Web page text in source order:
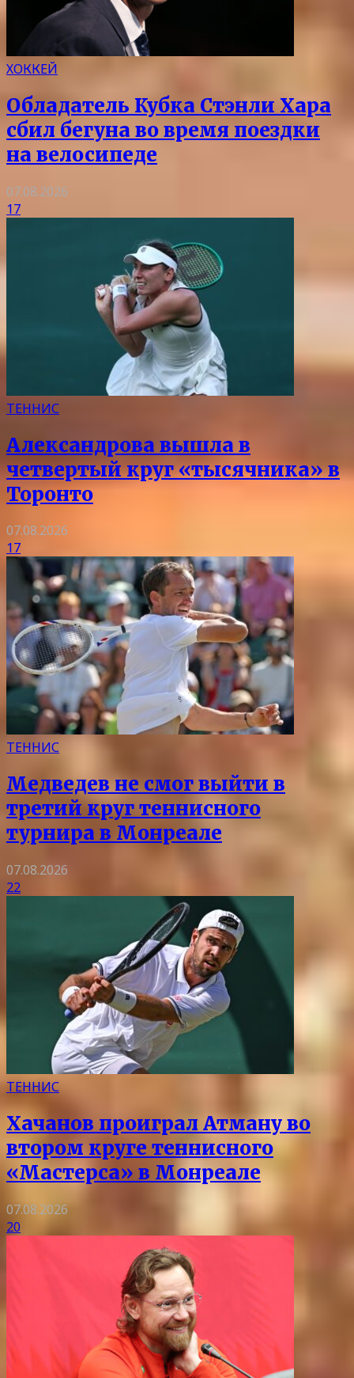
ХОККЕЙ
Обладатель Кубка Стэнли Хара
сбил бегуна во время поездки
на велосипеде
07.08.2026
17
ТЕННИС
Александрова вышла в
четвертый круг «тысячника» в
Торонто
07.08.2026
17
ТЕННИС
Медведев не смог выйти в
третий круг теннисного
турнира в Монреале
07.08.2026
22
ТЕННИС
Хачанов проиграл Атману во
втором круге теннисного
«Мастерса» в Монреале
07.08.2026
20